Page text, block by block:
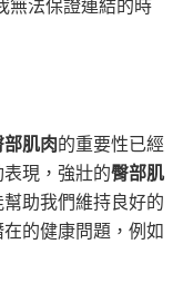
無法保證連結的時
部肌肉的重要性已經
現，強壯的臀部肌
助我們維持良好的
的健康問題，例如